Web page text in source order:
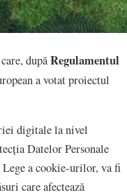
dupăRegulamentul
a votat proiectul
digitale la nivel
Datelor Personale
a cookie-urilor, va fi
care afectează